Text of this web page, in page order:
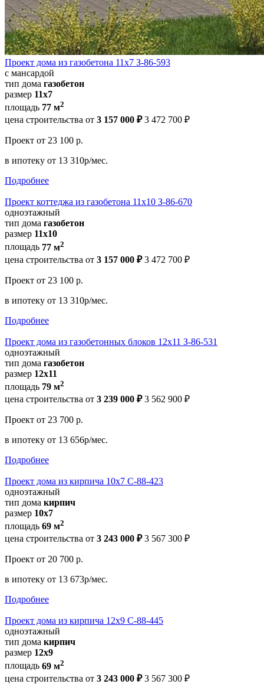
Проект дома из газобетона 11х7 З-86-593
с мансардой
тип дома газобетон
размер 11х7
площадь 77 м2
цена строительства от 3 157 000 ₽ 3 472 700 ₽
Проект от 23 100 р.
в ипотеку от 13 310р/мес.
Подробнее
Проект коттеджа из газобетона 11х10 З-86-670
одноэтажный
тип дома газобетон
размер 11x10
площадь 77 м2
цена строительства от 3 157 000 ₽ 3 472 700 ₽
Проект от 23 100 р.
в ипотеку от 13 310р/мес.
Подробнее
Проект дома из газобетонных блоков 12х11 З-86-531
одноэтажный
тип дома газобетон
размер 12х11
площадь 79 м2
цена строительства от 3 239 000 ₽ 3 562 900 ₽
Проект от 23 700 р.
в ипотеку от 13 656р/мес.
Подробнее
Проект дома из кирпича 10х7 С-88-423
одноэтажный
тип дома кирпич
размер 10х7
площадь 69 м2
цена строительства от 3 243 000 ₽ 3 567 300 ₽
Проект от 20 700 р.
в ипотеку от 13 673р/мес.
Подробнее
Проект дома из кирпича 12х9 С-88-445
одноэтажный
тип дома кирпич
размер 12х9
площадь 69 м2
цена строительства от 3 243 000 ₽ 3 567 300 ₽